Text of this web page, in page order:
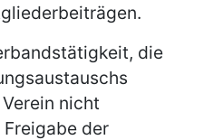
die
nicht
Freigabe der